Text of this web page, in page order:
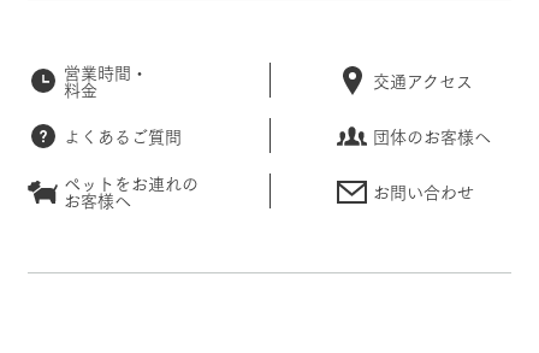
営業時間・
料金 交通アクセス
よくあるご質問
団体のお客様へ
ペットをお連れの
お客様へ お問い合わせ